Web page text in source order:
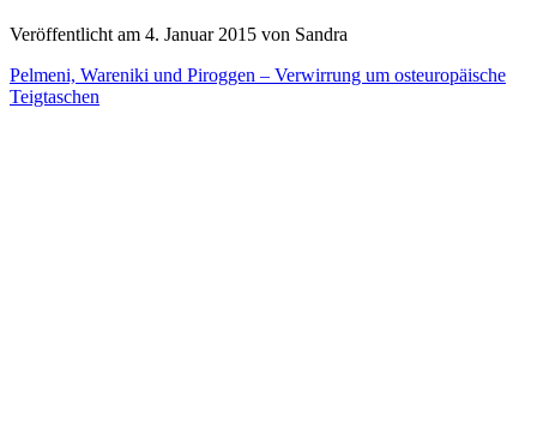
Veröffentlicht am 4. Januar 2015 von Sandra
Pelmeni, Wareniki und Piroggen – Verwirrung um osteuropäische
Teigtaschen